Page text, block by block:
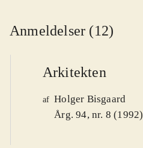
Anmeldelser (12)
Arkitekten
af Holger Bisgaard
Årg. 94, nr. 8 (1992)